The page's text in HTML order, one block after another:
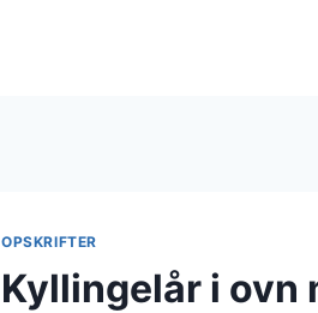
OPSKRIFTER
Kyllingelår i ovn